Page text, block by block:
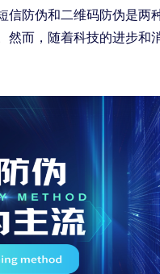
信防伪和二维码防伪是两
然而，随着科技的进步和